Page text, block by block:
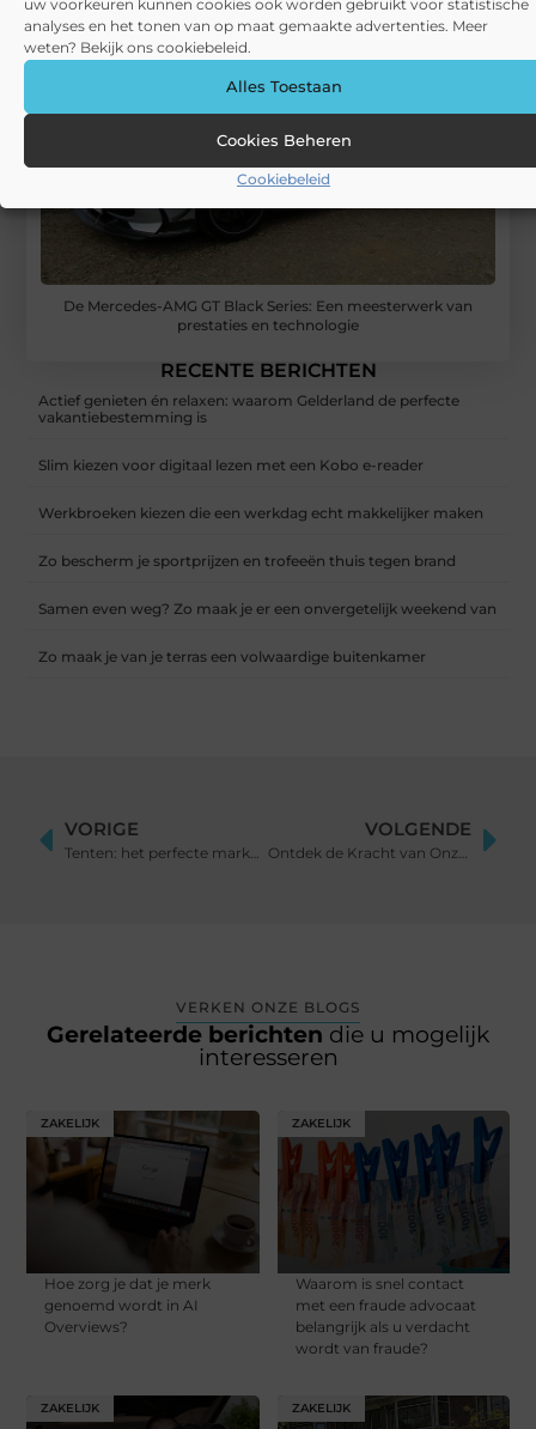
uw voorkeuren kunnen cookies ook worden gebruikt voor statistische
analyses en het tonen van op maat gemaakte advertenties. Meer
weten? Bekijk ons cookiebeleid.
Alles Toestaan
Cookies Beheren
Cookiebeleid
De Mercedes-AMG GT Black Series: Een meesterwerk van
prestaties en technologie
RECENTE BERICHTEN
Actief genieten én relaxen: waarom Gelderland de perfecte
vakantiebestemming is
Slim kiezen voor digitaal lezen met een Kobo e-reader
Werkbroeken kiezen die een werkdag echt makkelijker maken
Zo bescherm je sportprijzen en trofeeën thuis tegen brand
Samen even weg? Zo maak je er een onvergetelijk weekend van
Zo maak je van je terras een volwaardige buitenkamer
VORIGE
Tenten: het perfecte marketingmiddel met reclame erop!
VOLGENDE
Ontdek de Kracht van Onze Geavanceerde E-Learning Software
VERKEN ONZE BLOGS
Gerelateerde berichten die u mogelijk
interesseren
ZAKELIJK
Hoe zorg je dat je merk
genoemd wordt in AI
Overviews?
ZAKELIJK
Waarom is snel contact
met een fraude advocaat
belangrijk als u verdacht
wordt van fraude?
ZAKELIJK ZAKELIJK